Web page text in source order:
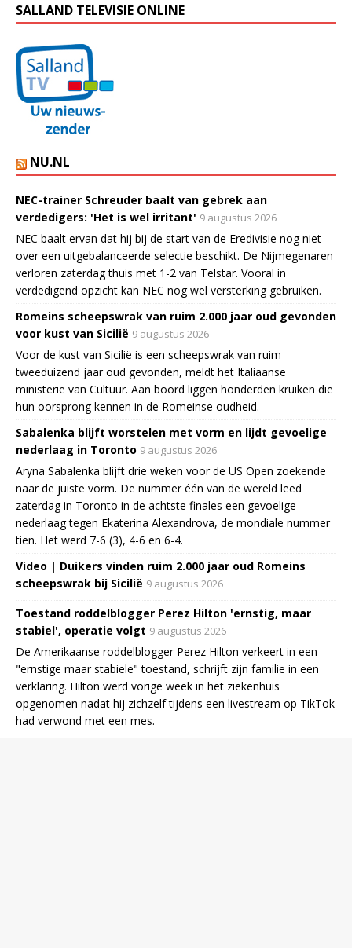
SALLAND TELEVISIE ONLINE
NU.NL
NEC-trainer Schreuder baalt van gebrek aan
verdedigers: 'Het is wel irritant' 9 augustus 2026
NEC baalt ervan dat hij bij de start van de Eredivisie nog niet
over een uitgebalanceerde selectie beschikt. De Nijmegenaren
verloren zaterdag thuis met 1-2 van Telstar. Vooral in
verdedigend opzicht kan NEC nog wel versterking gebruiken.
Romeins scheepswrak van ruim 2.000 jaar oud gevonden
voor kust van Sicilië 9 augustus 2026
Voor de kust van Sicilië is een scheepswrak van ruim
tweeduizend jaar oud gevonden, meldt het Italiaanse
ministerie van Cultuur. Aan boord liggen honderden kruiken die
hun oorsprong kennen in de Romeinse oudheid.
Sabalenka blijft worstelen met vorm en lijdt gevoelige
nederlaag in Toronto 9 augustus 2026
Aryna Sabalenka blijft drie weken voor de US Open zoekende
naar de juiste vorm. De nummer één van de wereld leed
zaterdag in Toronto in de achtste finales een gevoelige
nederlaag tegen Ekaterina Alexandrova, de mondiale nummer
tien. Het werd 7-6 (3), 4-6 en 6-4.
Video | Duikers vinden ruim 2.000 jaar oud Romeins
scheepswrak bij Sicilië 9 augustus 2026
Toestand roddelblogger Perez Hilton 'ernstig, maar
stabiel', operatie volgt 9 augustus 2026
De Amerikaanse roddelblogger Perez Hilton verkeert in een
"ernstige maar stabiele" toestand, schrijft zijn familie in een
verklaring. Hilton werd vorige week in het ziekenhuis
opgenomen nadat hij zichzelf tijdens een livestream op TikTok
had verwond met een mes.